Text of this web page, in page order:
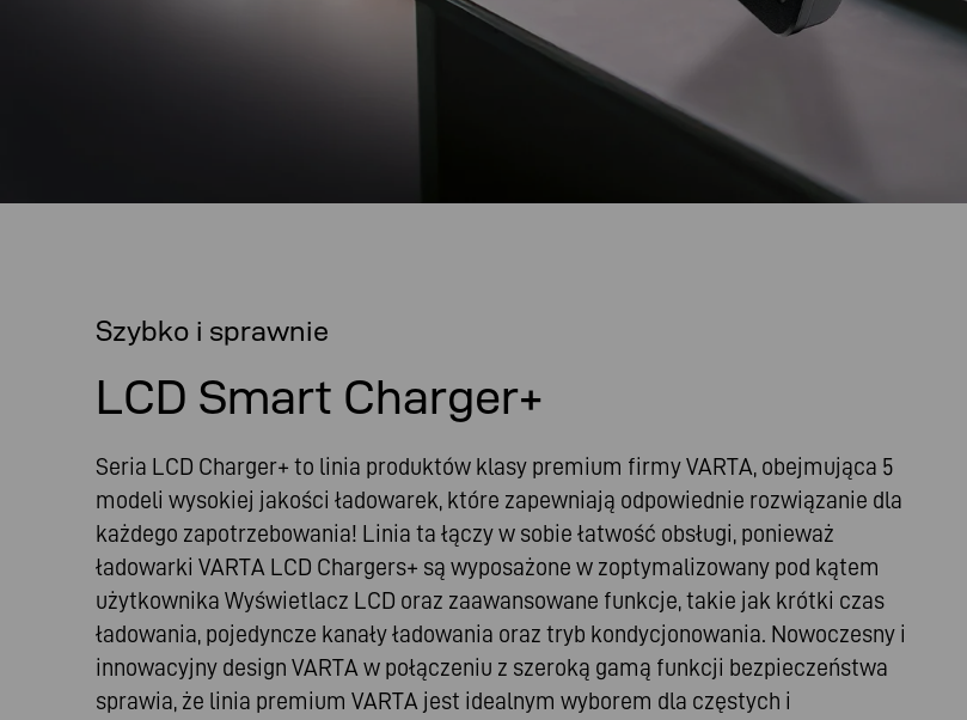
Szybko i sprawnie
LCD Smart Charger+
Seria LCD Charger+ to linia produktów klasy premium firmy VARTA, obejmująca 5
modeli wysokiej jakości ładowarek, które zapewniają odpowiednie rozwiązanie dla
każdego zapotrzebowania! Linia ta łączy w sobie łatwość obsługi, ponieważ
ładowarki VARTA LCD Chargers+ są wyposażone w zoptymalizowany pod kątem
użytkownika Wyświetlacz LCD oraz zaawansowane funkcje, takie jak krótki czas
ładowania, pojedyncze kanały ładowania oraz tryb kondycjonowania. Nowoczesny i
innowacyjny design VARTA w połączeniu z szeroką gamą funkcji bezpieczeństwa
sprawia, że linia premium VARTA jest idealnym wyborem dla częstych i